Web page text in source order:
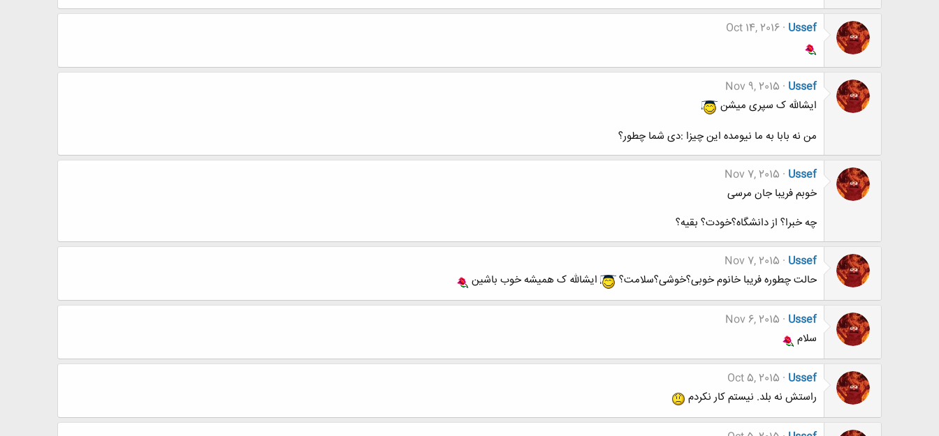
Ussef
Oct 14, 2016
Ussef
Nov 9, 2015
ایشالله ک سپری میشن
من نه بابا به ما نیومده این چیزا :دی شما چطور؟
Ussef
Nov 7, 2015
خوبم فریبا جان مرسی
چه خبرا؟ از دانشگاه؟خودت؟ بقیه؟
Ussef
Nov 7, 2015
حالت چطوره فریبا خانوم خوبی؟خوشی؟سلامت؟
ایشالله ک همیشه خوب باشین
Ussef
Nov 6, 2015
سلام
Ussef
Oct 5, 2015
راستش نه بلد. نیستم کار نکردم